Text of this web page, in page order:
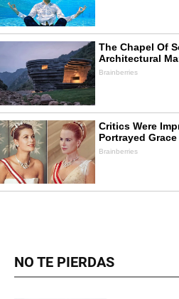
NO TE PIERDAS